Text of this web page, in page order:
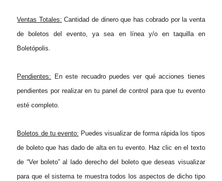
Ventas Totales: Cantidad de dinero que has cobrado por la venta
de boletos del evento, ya sea en línea y/o en taquilla en
Boletópolis.
Pendientes: En este recuadro puedes ver qué acciones tienes
pendientes por realizar en tu panel de control para que tu evento
esté completo.
Boletos de tu evento: Puedes visualizarde forma rápidalos tipos
de boleto que has dado de alta en tu evento. Haz clic en el texto
de “Ver boleto” al lado derecho del boleto que deseas visualizar
para que el sistema te muestra todos los aspectos de dicho tipo